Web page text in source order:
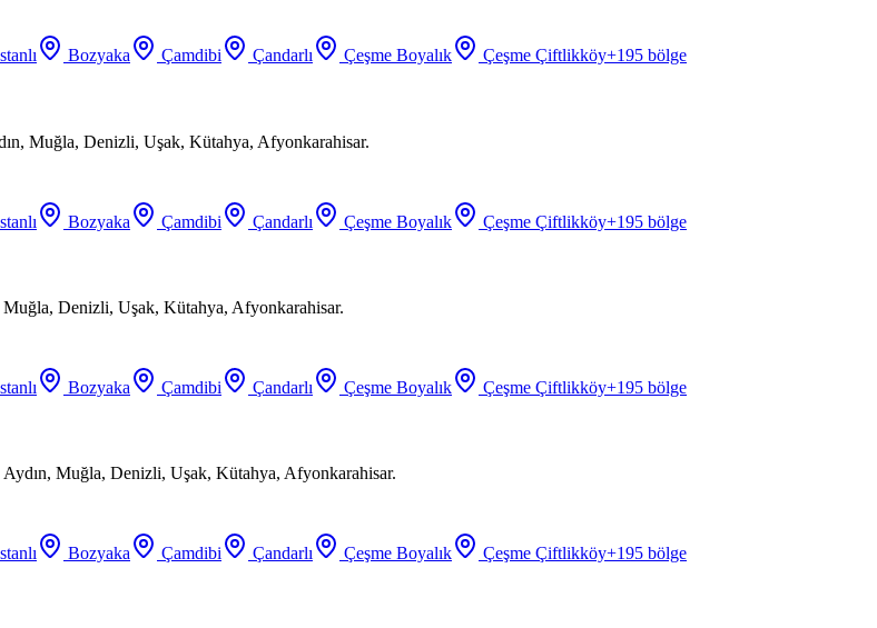
Bozyaka Çamdibi Çandarlı Çeşme Boyalık Çeşme Çiftlikköy+195 bölge
Muğla, Denizli, Uşak, Kütahya, Afyonkarahisar.
Bozyaka Çamdibi Çandarlı Çeşme Boyalık Çeşme Çiftlikköy+195 bölge
Muğla, Denizli, Uşak, Kütahya, Afyonkarahisar.
Bozyaka Çamdibi Çandarlı Çeşme Boyalık Çeşme Çiftlikköy+195 bölge
Muğla, Denizli, Uşak, Kütahya, Afyonkarahisar.
Bozyaka Çamdibi Çandarlı Çeşme Boyalık Çeşme Çiftlikköy+195 bölge